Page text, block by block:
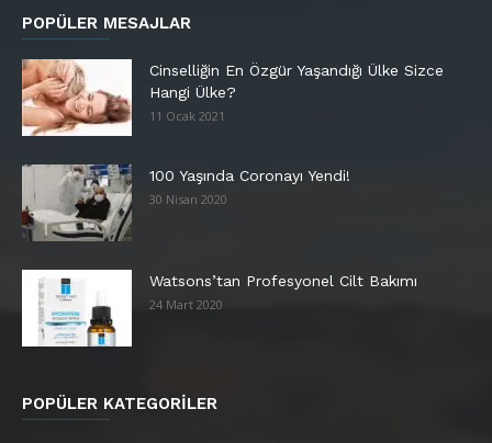
POPÜLER MESAJLAR
Cinselliğin En Özgür Yaşandığı Ülke Sizce
Hangi Ülke?
11 Ocak 2021
100 Yaşında Coronayı Yendi!
30 Nisan 2020
Watsons’tan Profesyonel Cilt Bakımı
24 Mart 2020
POPÜLER KATEGORİLER